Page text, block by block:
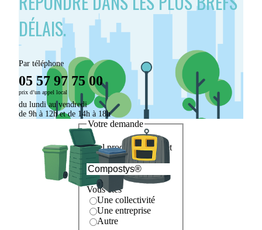
DÉLAIS.
Par téléphone
05 57 97 75 00
prix d’un appel local
du lundi au vendredi
de 9h à 12h et de 14h à 18h
Votre demande
Quel produit fait l'objet
de votre demande ?
Vous êtes
Une collectivité
Une entreprise
Autre